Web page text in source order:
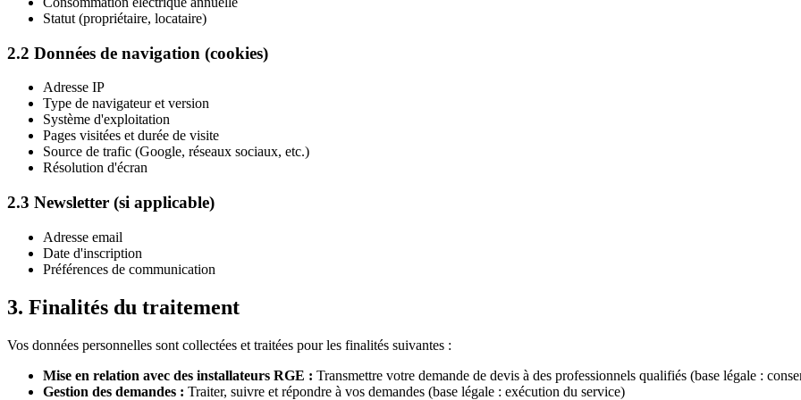
Statut (propriétaire, locataire)
2.2 Données de navigation (cookies)
Adresse IP
Type de navigateur et version
Système d'exploitation
Pages visitées et durée de visite
Source de trafic (Google, réseaux sociaux, etc.)
Résolution d'écran
2.3 Newsletter (si applicable)
Adresse email
Date d'inscription
Préférences de communication
3. Finalités du traitement
Vos données personnelles sont collectées et traitées pour les finalités suivantes :
Mise en relation avec des installateurs RGE : Transmettre votre demande de devis à des professionnels qualifiés (base légale :
Gestion des demandes : Traiter, suivre et répondre à vos demandes (base légale : exécution du service)